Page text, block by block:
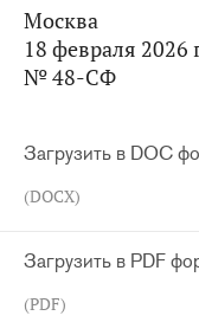
Москва
18 февраля 2026
№ 48-СФ
Загрузить в DOC
(DOCX)
Загрузить в PDF
(PDF)